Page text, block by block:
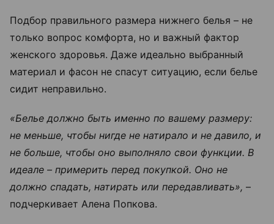
Подбор правильного размера нижнего белья – не
только вопрос комфорта, но и важный фактор
женского здоровья. Даже идеально выбранный
материал и фасон не спасут ситуацию, если белье
сидит неправильно.
«Белье должно быть именно по вашему размеру:
не меньше, чтобы нигде не натирало и не давило, и
не больше, чтобы оно выполняло свои функции. В
идеале – примерить перед покупкой. Оно не
должно спадать, натирать или передавливать», –
подчеркивает Алена Попкова.